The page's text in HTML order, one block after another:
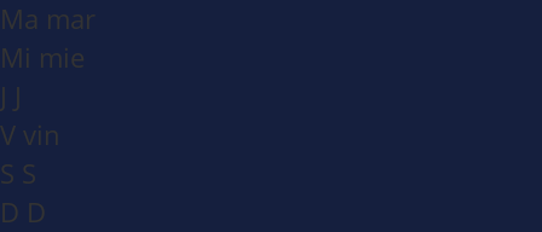
Ma mar
Mi mie
J J
V vin
S S
D D